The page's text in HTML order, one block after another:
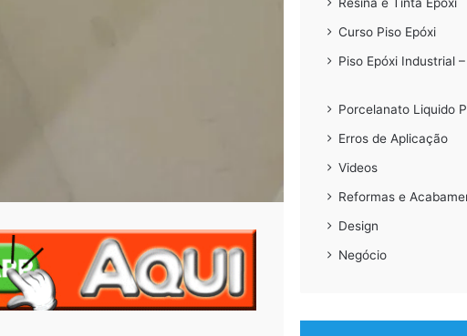
Curso Piso Epóxi
Piso Epóxi Industrial
Porcelanato Liquido
Erros de Aplicação
Videos
Reformas e
Design
Negócio